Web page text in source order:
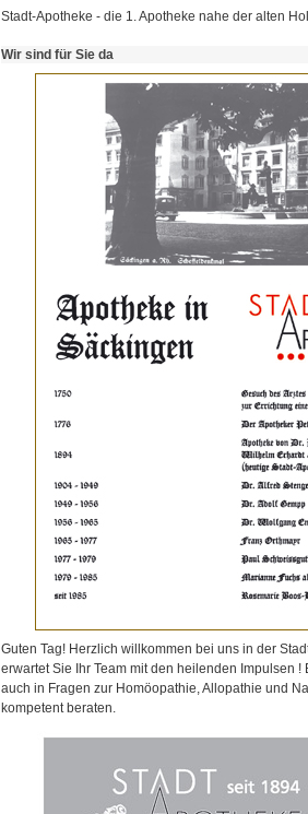
Stadt-Apotheke - die 1. Apotheke nahe der alten
Wir sind für Sie da
Guten Tag! Herzlich willkommen bei uns in der
erwartet Sie Ihr Team mit den heilenden Impulsen !
auch in Fragen zur Homöopathie, Allopathie und
kompetent beraten.